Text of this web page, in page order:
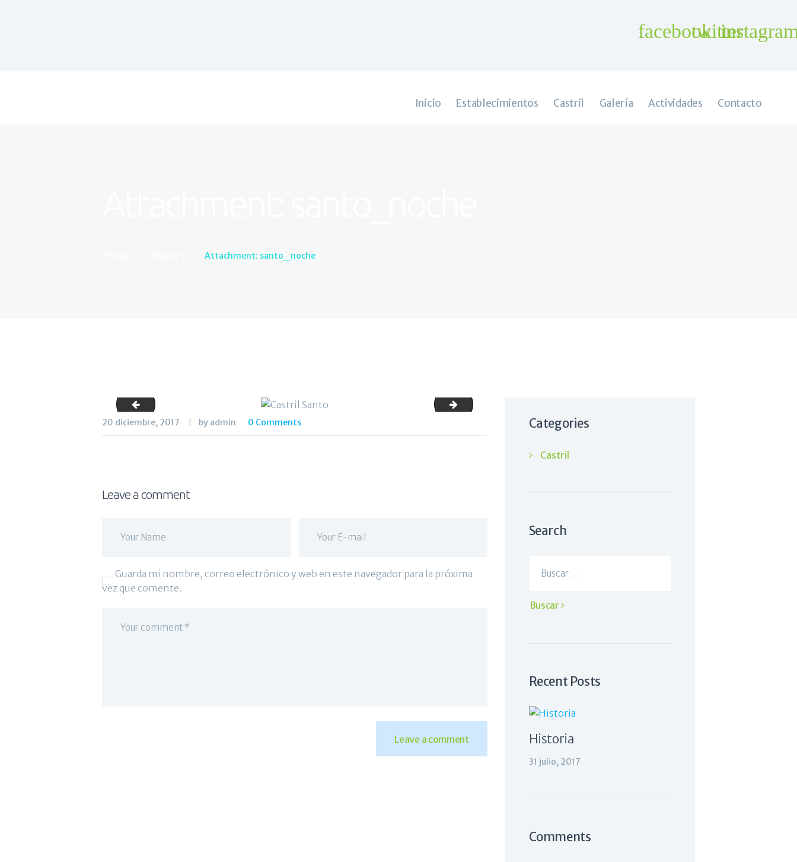
Inicio Establecimientos Castril Galería Actividades Contacto
Attachment: santo_noche
logo_inicio logo_atuccas_grande
20 diciembre, 2017 by admin 0 Comments
Leave a comment
Guarda mi nombre, correo electrónico y web en este navegador para la próxima
vez que comente.
Categories
Castril
Search
Recent Posts
Historia
31 julio, 2017
Comments